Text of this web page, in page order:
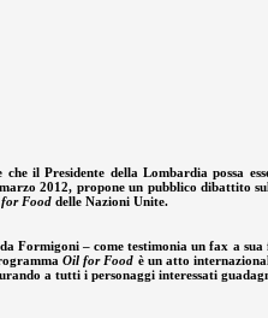
il Presidente della Lombardia possa
2012, propone un pubblico dibattito
Food delle Nazioni Unite.
Formigoni – come testimonia un fax a
Oil for Food è un atto
a tutti i personaggi interessati